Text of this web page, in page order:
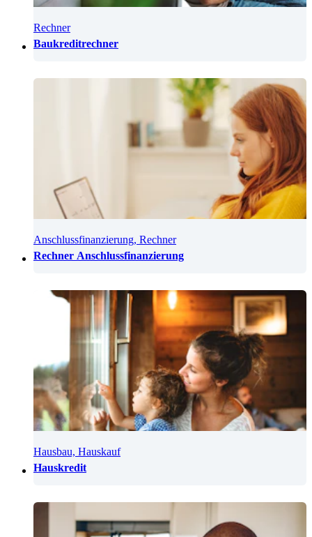
Rechner
Baukreditrechner
Anschlussfinanzierung, Rechner
Rechner Anschlussfinanzierung
Hausbau, Hauskauf
Hauskredit